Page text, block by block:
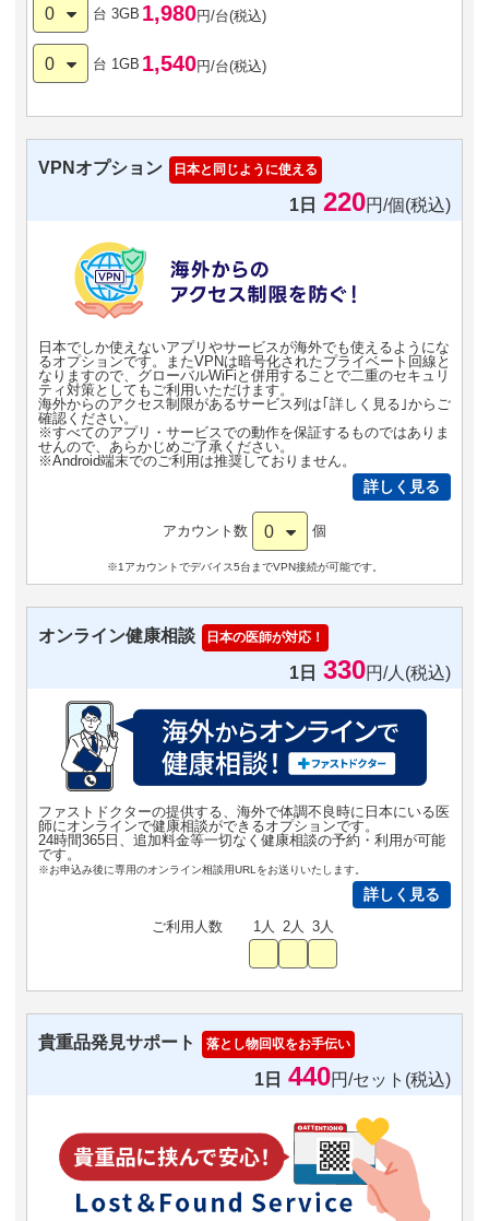
0 台 3GB 1,980円/台(税込)
0 台 1GB 1,540円/台(税込)
VPNオプション 日本と同じように使える
1日 220円/個(税込)
日本でしか使えないアプリやサービスが海外でも使えるようにな
るオプションです。またVPNは暗号化されたプライベート回線と
なりますので、グローバルWiFiと併用することで二重のセキュリ
ティ対策としてもご利用いただけます。
海外からのアクセス制限があるサービス列は｢詳しく見る｣からご
確認ください。
※すべてのアプリ・サービスでの動作を保証するものではありま
せんので、あらかじめご了承ください。
※Android端末でのご利用は推奨しておりません。
詳しく見る
アカウント数 0 個
※1アカウントでデバイス5台までVPN接続が可能です。
オンライン健康相談 日本の医師が対応！
1日 330円/人(税込)
ファストドクターの提供する、海外で体調不良時に日本にいる医
師にオンラインで健康相談ができるオプションです。
24時間365日、追加料金等一切なく健康相談の予約・利用が可能
です。
※お申込み後に専用のオンライン相談用URLをお送りいたします。
詳しく見る
ご利用人数 1人 2人 3人
貴重品発見サポート 落とし物回収をお手伝い
1日 440円/セット(税込)